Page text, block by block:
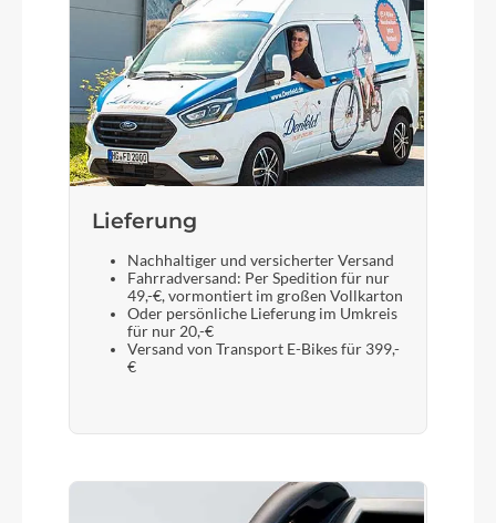
Lieferung
Nachhaltiger und versicherter Versand
Fahrradversand: Per Spedition für nur
49,-€, vormontiert im großen Vollkarton
Oder persönliche Lieferung im Umkreis
für nur 20,-€
Versand von Transport E-Bikes für 399,-
€